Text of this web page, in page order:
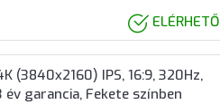
ELÉRHETŐ
(3840x2160) IPS, 16:9, 320Hz,
év garancia, Fekete színben